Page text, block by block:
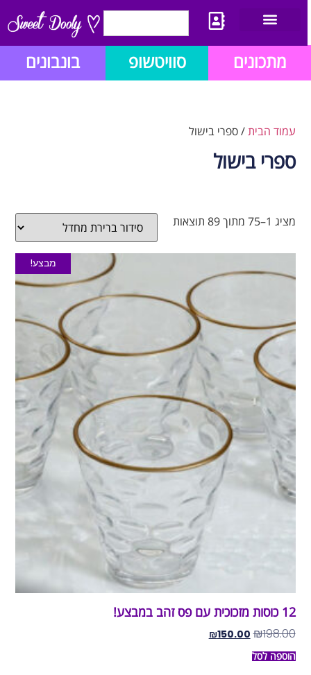
מתכונים סוויטשופ בונבונים
עמוד הבית/ ספרי בישול
ספרי בישול
מציג 1–75 מתוך 89 תוצאות
מבצע!
12 כוסות מזכוכית עם פס זהב במבצע!
₪198.00
₪150.00
הוספה לסל